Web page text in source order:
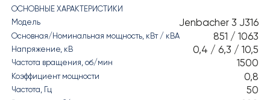
ОСНОВНЫЕ ХАРАКТЕРИСТИКИ
Модель
Jenbacher 3 J316
Основная/Номинальная мощность, кВт / кВА 851 / 1063
Напряжение, кВ 0,4 / 6,3 / 10,5
Частота вращения, об/мин 1500
Коэффициент мощности 0,8
Частота, Гц 50